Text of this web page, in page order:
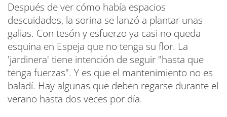
Después de ver cómo había espacios
descuidados, la sorina se lanzó a plantar unas
galias. Con tesón y esfuerzo ya casi no queda
esquina en Espeja que no tenga su flor. La
'jardinera' tiene intención de seguir "hasta que
tenga fuerzas". Y es que el mantenimiento no es
baladí. Hay algunas que deben regarse durante el
verano hasta dos veces por día.